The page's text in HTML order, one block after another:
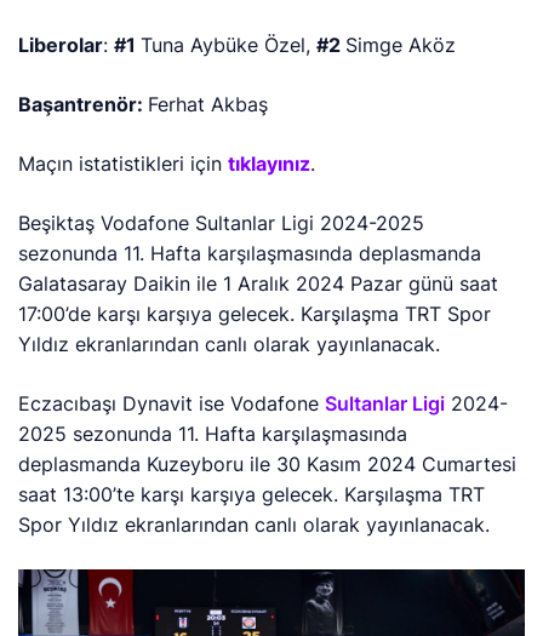
Liberolar:#1Tuna Aybüke Özel,#2 Simge Aköz
Başantrenör: Ferhat Akbaş
Maçın istatistikleri içintıklayınız.
Beşiktaş Vodafone Sultanlar Ligi 2024-2025
sezonunda 11. Hafta karşılaşmasında deplasmanda
Galatasaray Daikin ile 1 Aralık 2024 Pazar günü saat
17:00’de karşı karşıya gelecek. Karşılaşma TRT Spor
Yıldız ekranlarından canlı olarak yayınlanacak.
Eczacıbaşı Dynavit ise VodafoneSultanlar Ligi 2024-
2025 sezonunda 11. Hafta karşılaşmasında
deplasmanda Kuzeyboru ile 30 Kasım 2024 Cumartesi
saat 13:00’te karşı karşıya gelecek. Karşılaşma TRT
Spor Yıldız ekranlarından canlı olarak yayınlanacak.